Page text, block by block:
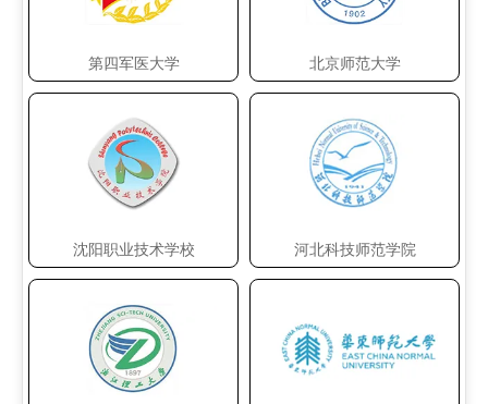
第四军医大学 北京师范大学
沈阳职业技术学校 河北科技师范学院